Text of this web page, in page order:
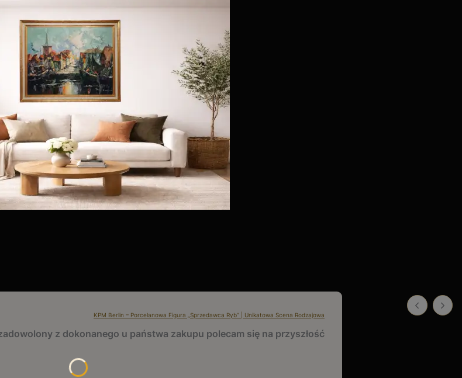
KPM Berlin – Porcelanowa Figura „Sprzedawca Ryb” | Unikatowa Scena Rodzajowa
z dokonanego u państwa zakupu polecam się na przyszłość